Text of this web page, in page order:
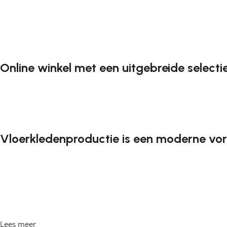
Online winkel met een uitgebreide
Vloerkledenproductie is een moderne
Lees meer